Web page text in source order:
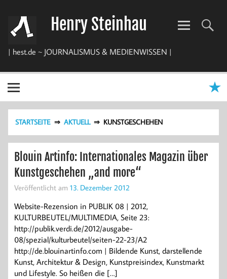
springen
Henry Steinhau
| hest.de ~ JOURNALISMUS & MEDIENWISSEN |
STARTSEITE AKTUELL KUNSTGESCHEHEN
Blouin Artinfo: Internationales Magazin über
Kunstgeschehen „and more“
Veröffentlicht am 13. Dezember 2012
Website-Rezension in PUBLIK 08 | 2012,
KULTURBEUTEL/MULTIMEDIA, Seite 23:
http://publik.verdi.de/2012/ausgabe-
08/spezial/kulturbeutel/seiten-22-23/A2
http://de.blouinartinfo.com | Bildende Kunst, darstellende
Kunst, Architektur & Design, Kunstpreisindex, Kunstmarkt
und Lifestyle. So heißen die […]